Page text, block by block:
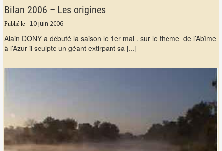
Bilan 2006 – Les origines
10 juin 2006
Alain DONY a débuté la saison le 1er mai . sur le thème de l’Abîme
à l’Azur il sculpte un géant extirpant sa [...]